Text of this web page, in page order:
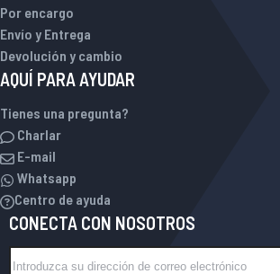
Por encargo
Envío y Entrega
Devolución y cambio
AQUÍ PARA AYUDAR
Tienes una pregunta?
Charlar
E-mail
Whatsapp
Centro de ayuda
CONECTA CON NOSOTROS
BOLETÍN DE NOTICIAS